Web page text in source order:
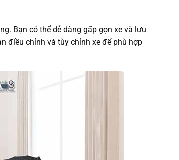
Bạn có thể dễ dàng gấp gọn xe và lưu
điều chỉnh và tùy chỉnh xe để phù hợp